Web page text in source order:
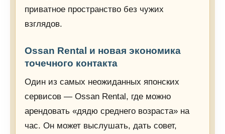
приватное пространство без чужих
взглядов.
Ossan Rental и новая экономика
точечного контакта
Один из самых неожиданных японских
сервисов — Ossan Rental, где можно
арендовать «дядю среднего возраста» на
час. Он может выслушать, дать совет,